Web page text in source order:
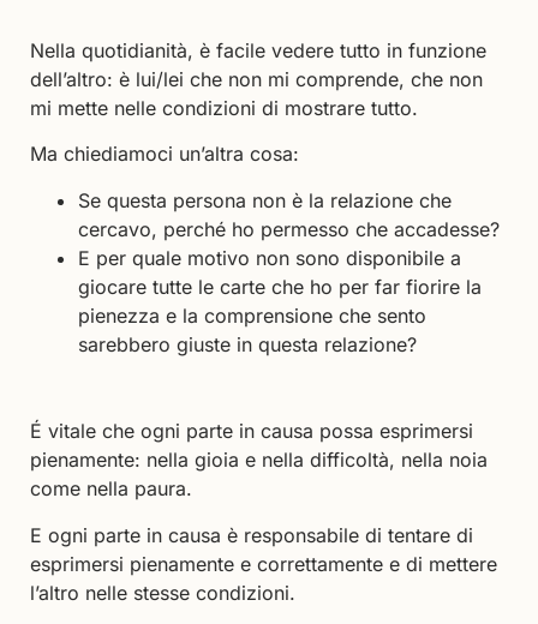
Nella quotidianità, è facile vedere tutto in funzione
dell’altro: è lui/lei che non mi comprende, che non
mi mette nelle condizioni di mostrare tutto.
Ma chiediamoci un’altra cosa:
Se questa persona non è la relazione che
cercavo, perché ho permesso che accadesse?
E per quale motivo non sono disponibile a
giocare tutte le carte che ho per far fiorire la
pienezza e la comprensione che sento
sarebbero giuste in questa relazione?
É vitale che ogni parte in causa possa esprimersi
pienamente: nella gioia e nella difficoltà, nella noia
come nella paura.
E ogni parte in causa è responsabile di tentare di
esprimersi pienamente e correttamente e di mettere
l’altro nelle stesse condizioni.